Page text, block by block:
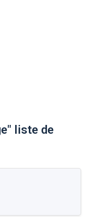
liste de